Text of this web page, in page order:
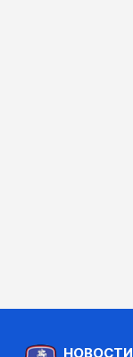
НОВОСТИ